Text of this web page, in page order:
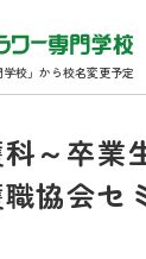
学校」から校名変更予定
～卒業
協会セ